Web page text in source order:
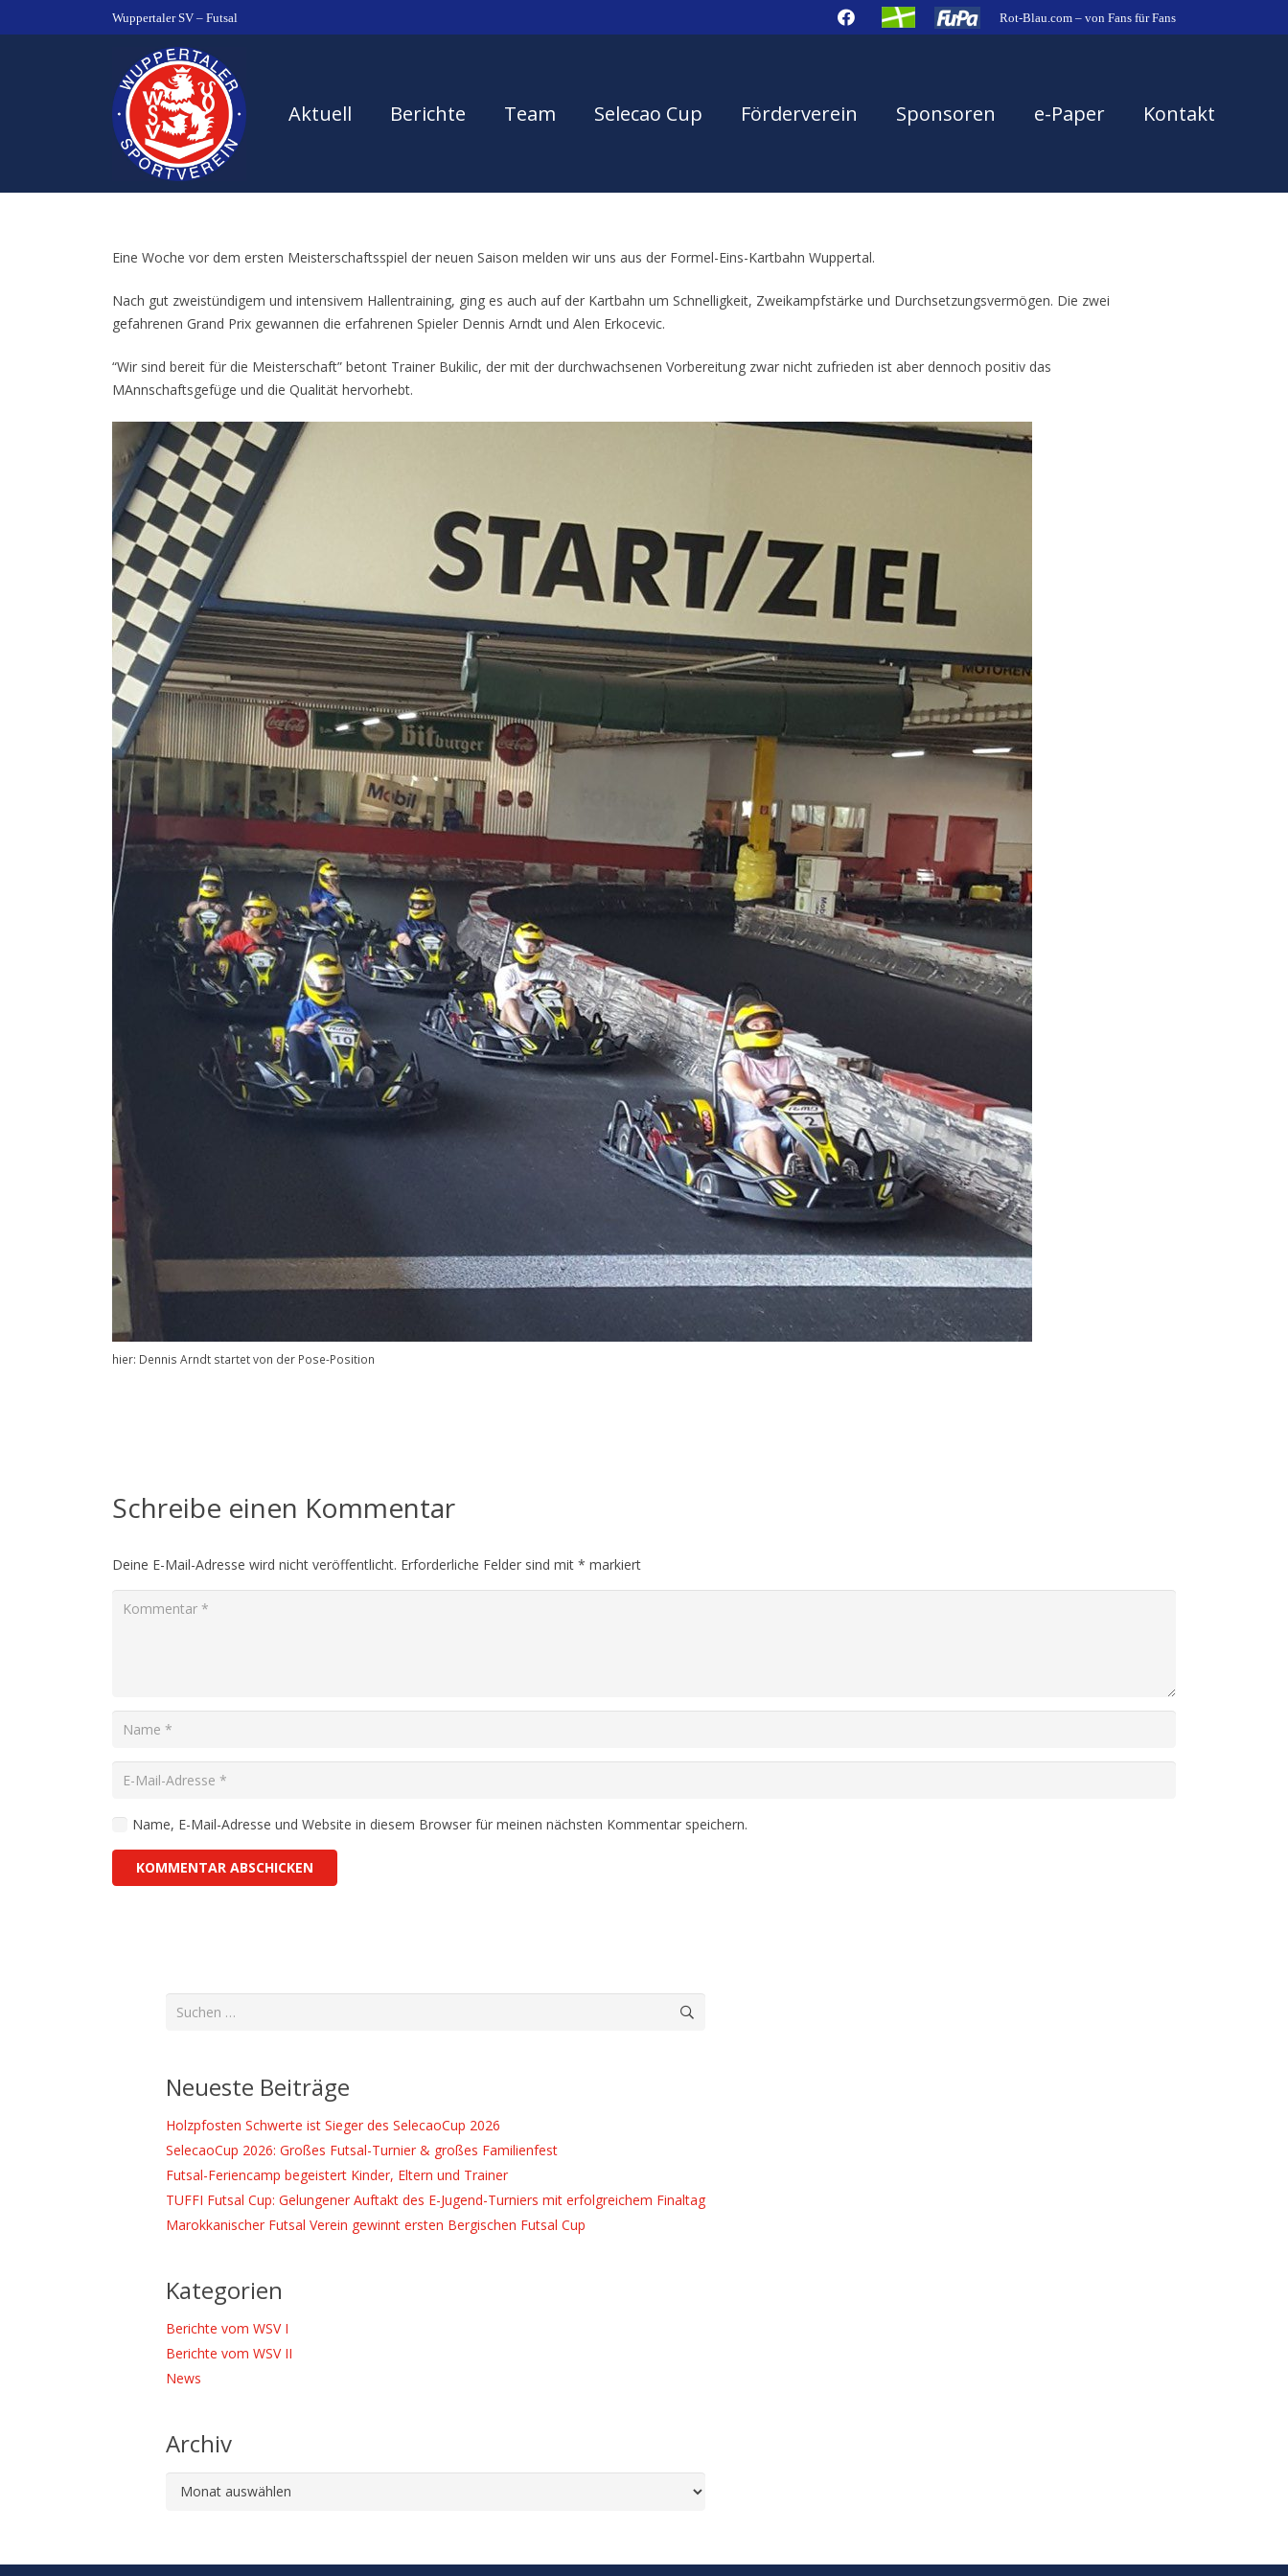
Wuppertaler SV – Futsal Rot-Blau.com – von Fans für Fans
Aktuell Berichte Team Selecao Cup Förderverein Sponsoren e-Paper Kontakt
Eine Woche vor dem ersten Meisterschaftsspiel der neuen Saison melden wir uns aus der Formel-Eins-Kartbahn Wuppertal.
Nach gut zweistündigem und intensivem Hallentraining, ging es auch auf der Kartbahn um Schnelligkeit, Zweikampfstärke und Durchsetzungsvermögen. Die zwei
gefahrenen Grand Prix gewannen die erfahrenen Spieler Dennis Arndt und Alen Erkocevic.
“Wir sind bereit für die Meisterschaft” betont Trainer Bukilic, der mit der durchwachsenen Vorbereitung zwar nicht zufrieden ist aber dennoch positiv das
MAnnschaftsgefüge und die Qualität hervorhebt.
hier: Dennis Arndt startet von der Pose-Position
Schreibe einen Kommentar
Deine E-Mail-Adresse wird nicht veröffentlicht. Erforderliche Felder sind mit * markiert
Name, E-Mail-Adresse und Website in diesem Browser für meinen nächsten Kommentar speichern.
KOMMENTAR ABSCHICKEN
Suchen
Neueste Beiträge
Holzpfosten Schwerte ist Sieger des SelecaoCup 2026
SelecaoCup 2026: Großes Futsal-Turnier & großes Familienfest
Futsal-Feriencamp begeistert Kinder, Eltern und Trainer
TUFFI Futsal Cup: Gelungener Auftakt des E-Jugend-Turniers mit erfolgreichem Finaltag
Marokkanischer Futsal Verein gewinnt ersten Bergischen Futsal Cup
Kategorien
Berichte vom WSV I
Berichte vom WSV II
News
Archiv
Archiv